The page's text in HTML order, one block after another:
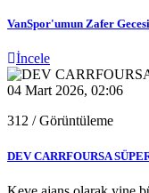
VanSpor'umun Zafer
İncele
04 Mart 2026, 02:06
312 / Görüntüleme
DEV CARRFOURSA